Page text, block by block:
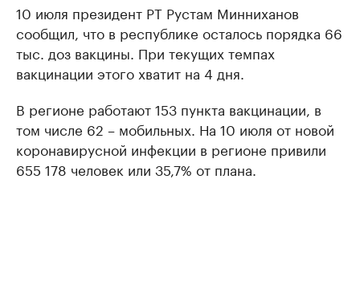
10 июля президент РТ Рустам Минниханов
сообщил, что в республике осталось порядка 66
тыс. доз вакцины. При текущих темпах
вакцинации этого хватит на 4 дня.
В регионе работают 153 пункта вакцинации, в
том числе 62 – мобильных. На 10 июля от новой
коронавирусной инфекции в регионе привили
655 178 человек или 35,7% от плана.